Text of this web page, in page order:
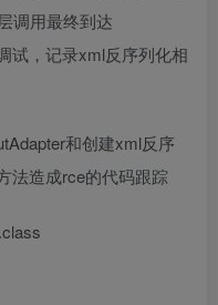
调用最终到达
试，记录xml反序列化相
和创建xml反序
法造成rce的代码跟踪